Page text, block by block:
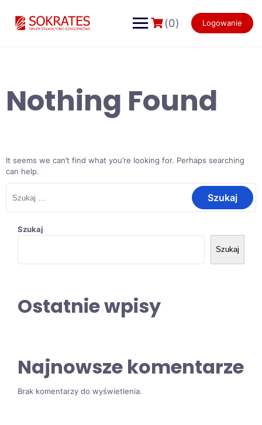
content
(0) Logowanie
Nothing Found
It seems we can’t find what you’re looking for. Perhaps searching
can help.
Szukaj:
Szukaj
Szukaj
Ostatnie wpisy
Najnowsze komentarze
Brak komentarzy do wyświetlenia.